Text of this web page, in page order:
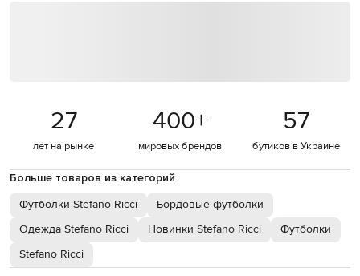
27
лет на рынке
400+
мировых брендов
57
бутиков в Украине
Больше товаров из категорий
Футболки Stefano Ricci
Бордовые футболки
Одежда Stefano Ricci
Новинки Stefano Ricci
Футболки
Stefano Ricci